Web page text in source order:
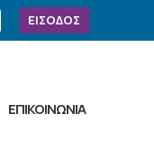
ΕΙΣΟΔΟΣ
ΕΠΙΚΟΙΝΩΝΙΑ